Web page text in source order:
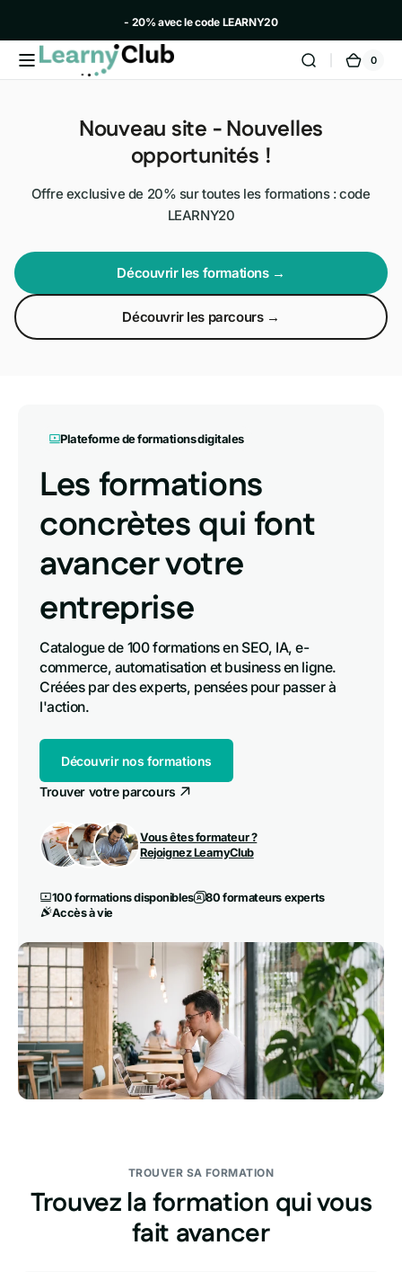
au
contenu
- 20% avec le code LEARNY20
LearnyClub 00
Nouveau site - Nouvelles
opportunités !
Offre exclusive de 20% sur toutes les formations : code
LEARNY20
Découvrir les formations →
Découvrir les parcours →
Plateforme de formations digitales
Les
formations
concrètes
qui
font
avancer
votre
carrière
Les formations
concrètes qui font
avancer votre
carrière
entreprise
site web
communauté
Catalogue de 100 formations en SEO, IA, e-
commerce, automatisation et business en ligne.
Créées par des experts, pensées pour passer à
l'action.
Découvrir nos formations
Trouver votre parcours
Vous êtes formateur ?
Rejoignez LearnyClub
100 formations disponibles
80 formateurs experts
Accès à vie
TROUVER SA FORMATION
Trouvez la formation qui vous
fait avancer